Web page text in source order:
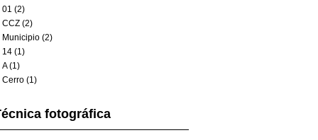
01 (2)
CCZ (2)
Municipio (2)
14 (1)
A (1)
Cerro (1)
fotográfica